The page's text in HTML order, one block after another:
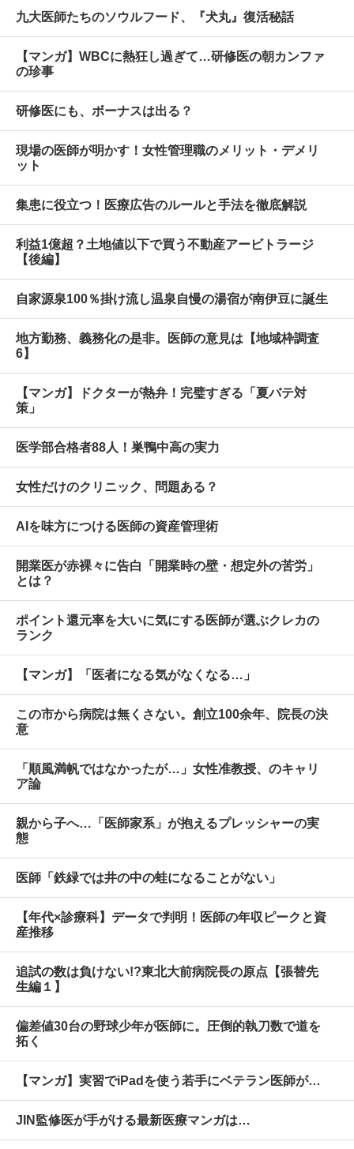
九大医師たちのソウルフード、『犬丸』復活秘話
【マンガ】WBCに熱狂し過ぎて…研修医の朝カンファ
の珍事
研修医にも、ボーナスは出る？
現場の医師が明かす！女性管理職のメリット・デメリ
ット
集患に役立つ！医療広告のルールと手法を徹底解説
利益1億超？土地値以下で買う不動産アービトラージ
【後編】
自家源泉100％掛け流し温泉自慢の湯宿が南伊豆に誕生
地方勤務、義務化の是非。医師の意見は【地域枠調査
6】
【マンガ】ドクターが熱弁！完璧すぎる「夏バテ対
策」
医学部合格者88人！巣鴨中高の実力
女性だけのクリニック、問題ある？
AIを味方につける医師の資産管理術
開業医が赤裸々に告白「開業時の壁・想定外の苦労」
とは？
ポイント還元率を大いに気にする医師が選ぶクレカの
ランク
【マンガ】「医者になる気がなくなる…」
この市から病院は無くさない。創立100余年、院長の決
意
「順風満帆ではなかったが…」女性准教授、のキャリ
ア論
親から子へ…「医師家系」が抱えるプレッシャーの実
態
医師「鉄緑では井の中の蛙になることがない」
【年代×診療科】データで判明！医師の年収ピークと資
産推移
追試の数は負けない!?東北大前病院長の原点【張替先
生編１】
偏差値30台の野球少年が医師に。圧倒的執刀数で道を
拓く
【マンガ】実習でiPadを使う若手にベテラン医師が…
JIN監修医が手がける最新医療マンガは…